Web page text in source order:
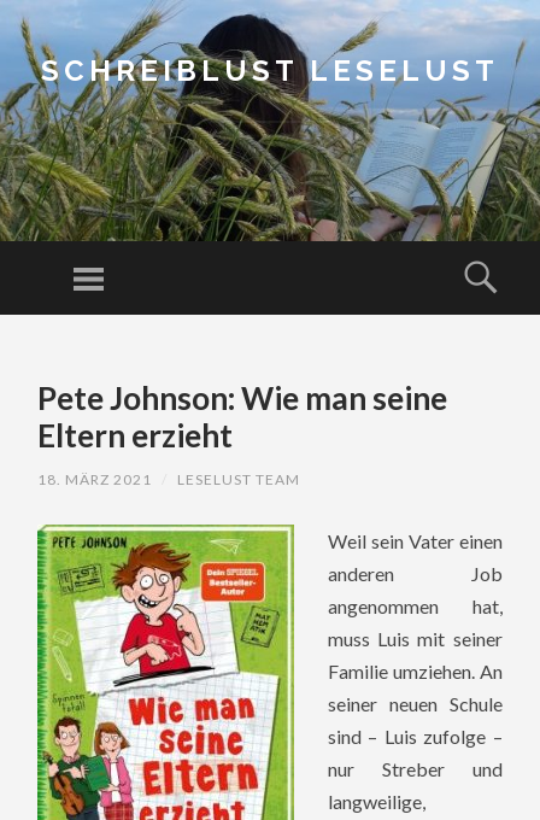
SCHREIBLUST LESELUST
Menu
CONTENTPete Johnson: Wie man seine
Eltern erzieht
18. MÄRZ 2021 LESELUST TEAM
Weil sein Vater einen
anderen Job
angenommen hat,
muss Luis mit seiner
Familie umziehen. An
seiner neuen Schule
sind – Luis zufolge –
nur Streber und
langweilige,